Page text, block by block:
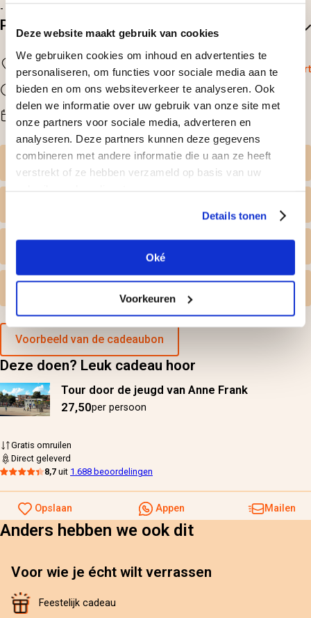
Deze website maakt gebruik van cookies
We gebruiken cookies om inhoud en advertenties te
personaliseren, om functies voor sociale media aan te
bieden en om ons websiteverkeer te analyseren. Ook
delen we informatie over uw gebruik van onze site met
onze partners voor sociale media, adverteren en
analyseren. Deze partners kunnen deze gegevens
combineren met andere informatie die u aan ze heeft
verstrekt of ze hebben verzameld op basis van uw
Details tonen
Oké
Voorkeuren
- De tour begint om 14:00 uur.
Praktische informatie
Locatie
Amsterdam Bekijk op kaart
Duur
2 uur
Beschikbaarheid
Na reservering
Zelf datum kiezen
Voorbeeld van de cadeaubon
Deze doen? Leuk cadeau hoor
Tour door de jeugd van Anne Frank
27,50per persoon
Gratis omruilen
Direct geleverd
8,7 uit 1.688 beoordelingen
Opslaan Appen Mailen
Anders hebben we ook dit
Voor wie je écht wilt verrassen
Feestelijk cadeau